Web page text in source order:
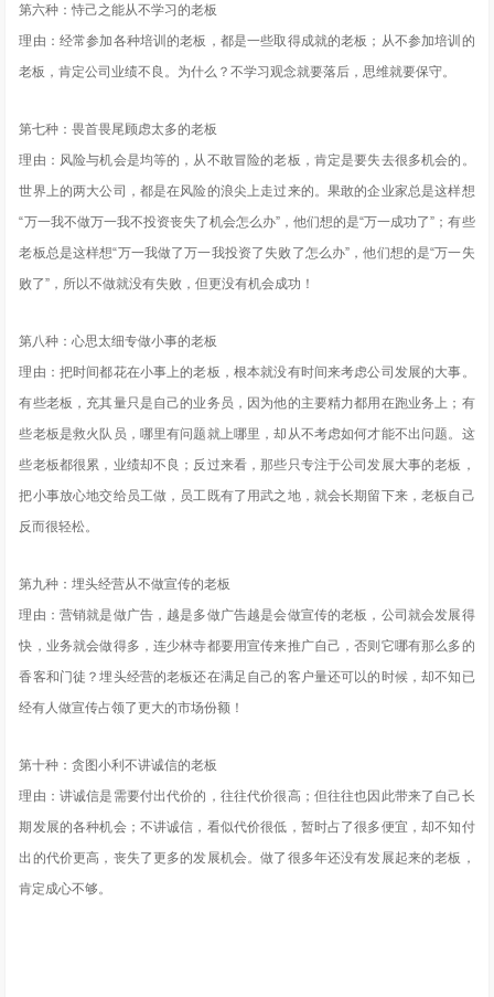
第六种：恃己之能从不学习的老板
理由：经常参加各种培训的老板，都是一些取得成就的老板；从不参加培训的
老板，肯定公司业绩不良。为什么？不学习观念就要落后，思维就要保守。
第七种：畏首畏尾顾虑太多的老板
理由：风险与机会是均等的，从不敢冒险的老板，肯定是要失去很多机会的。
世界上的两大公司，都是在风险的浪尖上走过来的。果敢的企业家总是这样想
“万一我不做万一我不投资丧失了机会怎么办”，他们想的是“万一成功了”；有些
老板总是这样想“万一我做了万一我投资了失败了怎么办”，他们想的是“万一失
败了”，所以不做就没有失败，但更没有机会成功！
第八种：心思太细专做小事的老板
理由：把时间都花在小事上的老板，根本就没有时间来考虑公司发展的大事。
有些老板，充其量只是自己的业务员，因为他的主要精力都用在跑业务上；有
些老板是救火队员，哪里有问题就上哪里，却从不考虑如何才能不出问题。这
些老板都很累，业绩却不良；反过来看，那些只专注于公司发展大事的老板，
把小事放心地交给员工做，员工既有了用武之地，就会长期留下来，老板自己
反而很轻松。
第九种：埋头经营从不做宣传的老板
理由：营销就是做广告，越是多做广告越是会做宣传的老板，公司就会发展得
快，业务就会做得多，连少林寺都要用宣传来推广自己，否则它哪有那么多的
香客和门徒？埋头经营的老板还在满足自己的客户量还可以的时候，却不知已
经有人做宣传占领了更大的市场份额！
第十种：贪图小利不讲诚信的老板
理由：讲诚信是需要付出代价的，往往代价很高；但往往也因此带来了自己长
期发展的各种机会；不讲诚信，看似代价很低，暂时占了很多便宜，却不知付
出的代价更高，丧失了更多的发展机会。做了很多年还没有发展起来的老板，
肯定成心不够。